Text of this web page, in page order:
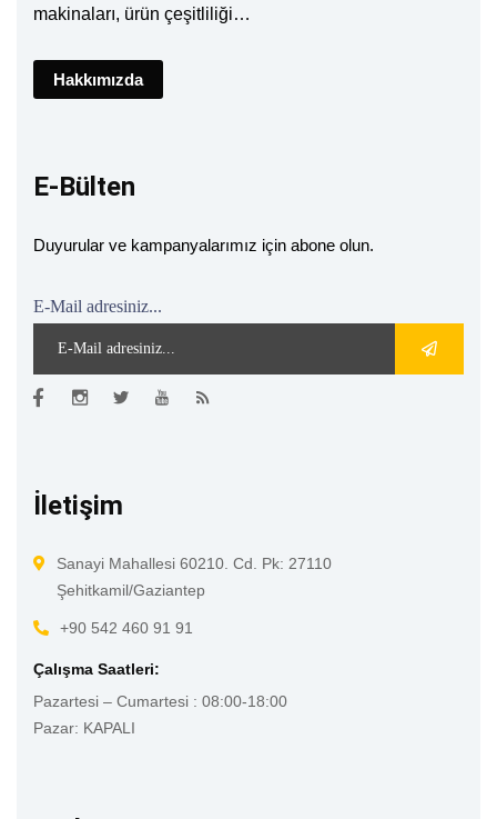
makinaları, ürün çeşitliliği…
Hakkımızda
E-Bülten
Duyurular ve kampanyalarımız için abone olun.
E-Mail adresiniz...
İletişim
Sanayi Mahallesi 60210. Cd. Pk: 27110
Şehitkamil/Gaziantep
+90 542 460 91 91
Çalışma Saatleri:
Pazartesi – Cumartesi : 08:00-18:00
Pazar: KAPALI